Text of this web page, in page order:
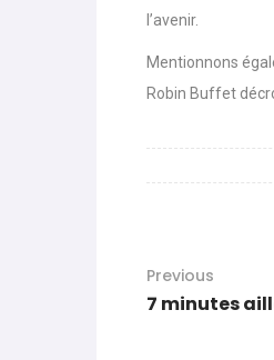
l’avenir.
Mentionnons
Robin Buffet
Previous
7 minutes